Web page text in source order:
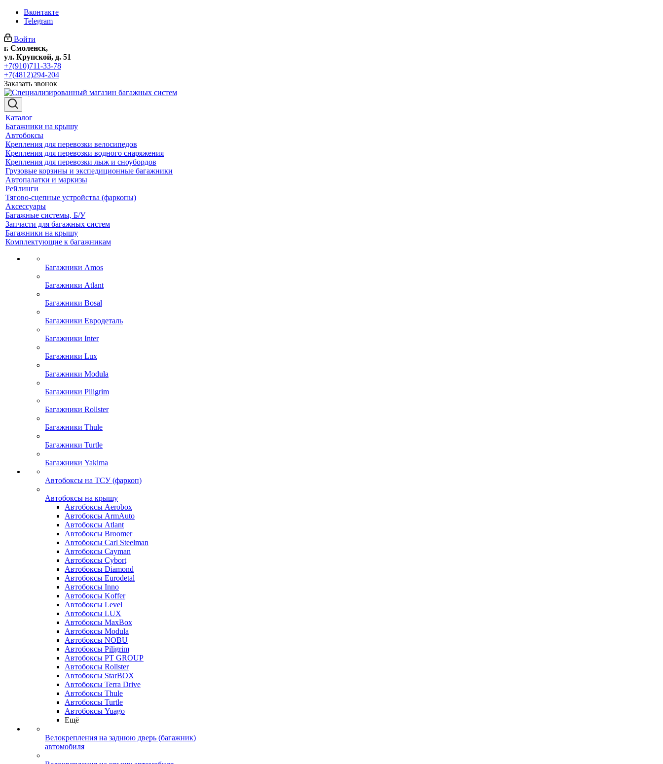
Вконтакте
Telegram
Войти
г. Смоленск,
ул. Крупской, д. 51
+7(910)711-33-78
+7(4812)294-204
Заказать звонок
Каталог
Багажники на крышу
Автобоксы
Крепления для перевозки велосипедов
Крепления для перевозки водного снаряжения
Крепления для перевозки лыж и сноубордов
Грузовые корзины и экспедиционные багажники
Автопалатки и маркизы
Рейлинги
Тягово-сцепные устройства (фаркопы)
Аксессуары
Багажные системы, Б/У
Запчасти для багажных систем
Багажники на крышу
Комплектующие к багажникам
Багажники Amos
Багажники Atlant
Багажники Bosal
Багажники Евродеталь
Багажники Inter
Багажники Lux
Багажники Modula
Багажники Piligrim
Багажники Rollster
Багажники Thule
Багажники Turtle
Багажники Yakima
Автобоксы на ТСУ (фаркоп)
Автобоксы на крышу
Автобоксы Aerobox
Автобоксы ArmAuto
Автобоксы Atlant
Автобоксы Broomer
Автобоксы Carl Steelman
Автобоксы Cayman
Автобоксы Cybort
Автобоксы Diamond
Автобоксы Eurodetal
Автобоксы Inno
Автобоксы Koffer
Автобоксы Level
Автобоксы LUX
Автобоксы MaxBox
Автобоксы Modula
Автобоксы NOBU
Автобоксы Piligrim
Автобоксы PT GROUP
Автобоксы Rollster
Автобоксы StarBOX
Автобоксы Terra Drive
Автобоксы Thule
Автобоксы Turtle
Автобоксы Yuago
Ещё
Велокрепления на заднюю дверь (багажник)
автомобиля